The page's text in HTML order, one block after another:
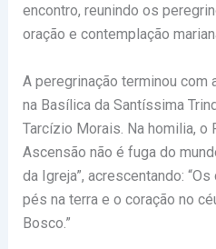
encontro, reunindo os
oração e contemplação
A peregrinação terminou com
na Basílica da Santíssima
Tarcízio Morais. Na homilia, o
Ascensão não é fuga do
da Igreja”, acrescentando:
pés na terra e o coração no
Bosco.”